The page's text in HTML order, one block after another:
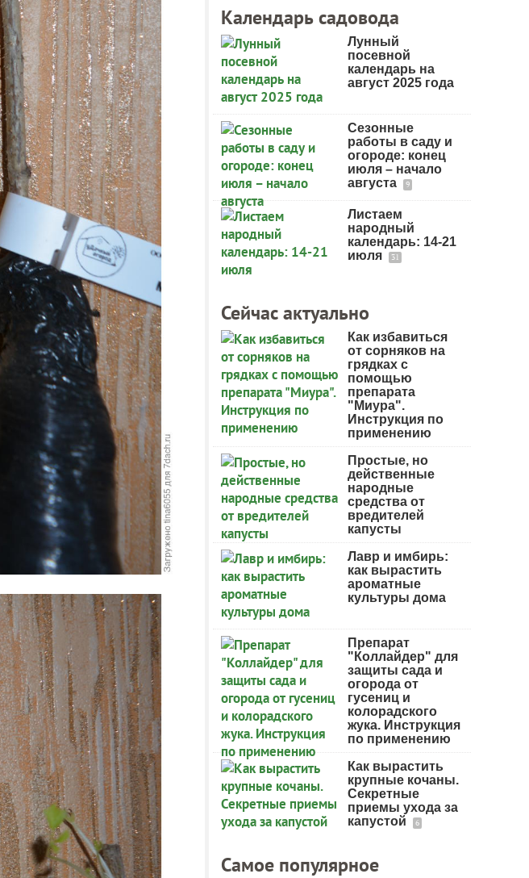
Календарь садовода
Лунный
посевной
календарь на
август 2025 года
Сезонные
работы в саду и
огороде: конец
июля – начало
августа
9
Листаем
народный
календарь: 14-21
июля
31
Сейчас актуально
Как избавиться
от сорняков на
грядках с
помощью
препарата
"Миура".
Инструкция по
применению
Простые, но
действенные
народные
средства от
вредителей
капусты
Лавр и имбирь:
как вырастить
ароматные
культуры дома
Препарат
"Коллайдер" для
защиты сада и
огорода от
гусениц и
колорадского
жука. Инструкция
по применению
Как вырастить
крупные кочаны.
Секретные
приемы ухода за
капустой
6
Самое популярное